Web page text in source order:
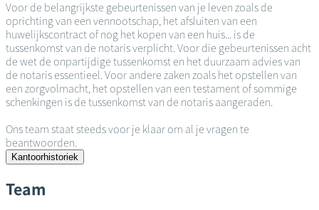
Voor de belangrijkste gebeurtenissen van je leven zoals de
oprichting van een vennootschap, het afsluiten van een
huwelijkscontract of nog het kopen van een huis... is de
tussenkomst van de notaris verplicht. Voor die gebeurtenissen acht
de wet de onpartijdige tussenkomst en het duurzaam advies van
de notaris essentieel. Voor andere zaken zoals het opstellen van
een zorgvolmacht, het opstellen van een testament of sommige
schenkingen is de tussenkomst van de notaris aangeraden.
Ons team staat steeds voor je klaar om al je vragen te
beantwoorden.
Kantoorhistoriek
Team